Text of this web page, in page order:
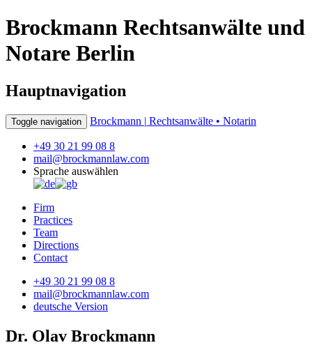
Brockmann Rechtsanwälte und
Notare Berlin
Hauptnavigation
Toggle navigation Brockmann | Rechtsanwälte • Notarin
+49 30 21 99 08 8
mail@brockmannlaw.com
Sprache auswählen
Firm
Practices
Team
Directions
Contact
+49 30 21 99 08 8
mail@brockmannlaw.com
deutsche Version
Dr. Olav Brockmann